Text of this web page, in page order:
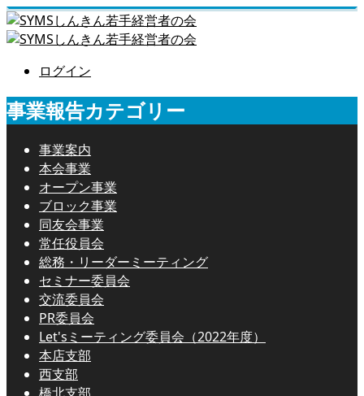
ログイン
事業報告カテゴリー
事業案内
本会事業
オープン事業
ブロック事業
同友会事業
常任役員会
総務・リーダーミーティング
セミナー委員会
交流委員会
PR委員会
Let'sミーティング委員会（2022年度）
本店支部
西支部